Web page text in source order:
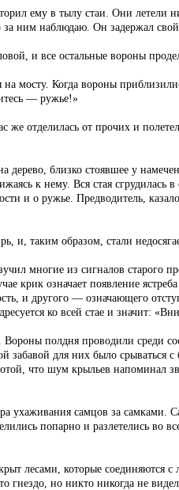
ему в тылу стаи. Они летели
ним наблюдаю. Он задержал
и все остальные вороны
мосту. Когда вороны
— ружье!»
отделилась от прочих и
дерево, близко стоявшее у
к нему. Вся стая
и о ружье. Предводитель,
и, таким образом, стали
многие из сигналов
крик означает появление
и другого — означающего
ко всей стае и значит:
полдня проводили среди
забавой для них было
что шум крыльев напоминал
ухаживания самцов за
попарно и разлетелись
лесами, которые соединяются
гнездо, но никто никогда не